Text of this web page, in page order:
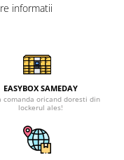
informatii
EASYBOX SAMEDAY
comanda oricand doresti din
lockerul ales!